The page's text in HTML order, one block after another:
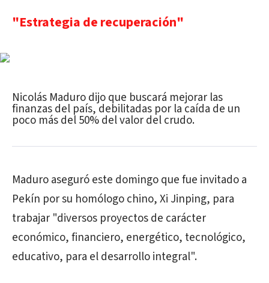
"Estrategia de recuperación"
Nicolás Maduro dijo que buscará mejorar las
finanzas del país, debilitadas por la caída de un
poco más del 50% del valor del crudo.
Maduro aseguró este domingo que fue invitado a
Pekín por su homólogo chino, Xi Jinping, para
trabajar "diversos proyectos de carácter
económico, financiero, energético, tecnológico,
educativo, para el desarrollo integral".